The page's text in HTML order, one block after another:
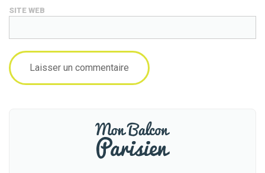
SITE WEB